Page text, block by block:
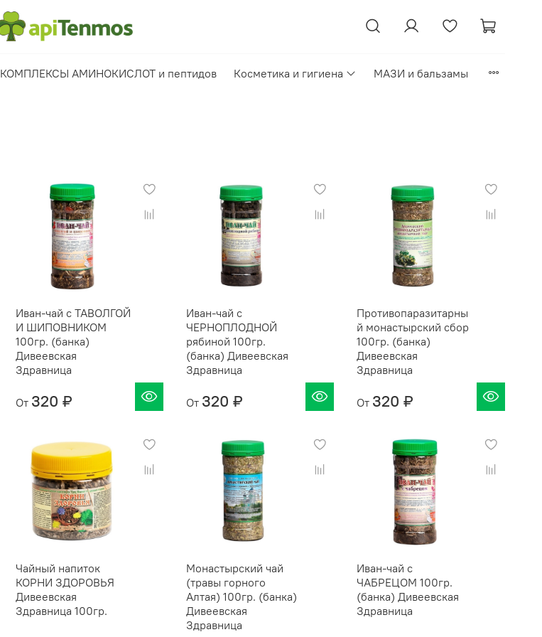
КОМПЛЕКСЫ АМИНОКИСЛОТ и пептидов Косметика и гигиена МАЗИ и бальзамы
Иван-чай с ТАВОЛГОЙ
И ШИПОВНИКОМ
100гр. (банка)
Дивеевская
Здравница
От 320 ₽
Иван-чай с
ЧЕРНОПЛОДНОЙ
рябиной 100гр.
(банка) Дивеевская
Здравница
От 320 ₽
Противопаразитарны
й монастырский сбор
100гр. (банка)
Дивеевская
Здравница
От 320 ₽
Чайный напиток
КОРНИ ЗДОРОВЬЯ
Дивеевская
Здравница 100гр.
Монастырский чай
(травы горного
Алтая) 100гр. (банка)
Дивеевская
Здравница
Иван-чай с
ЧАБРЕЦОМ 100гр.
(банка) Дивеевская
Здравница